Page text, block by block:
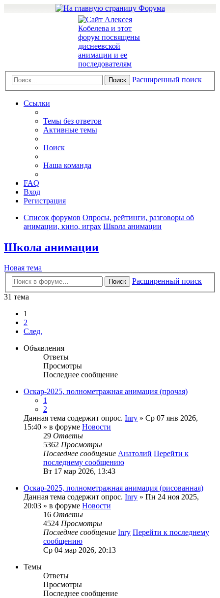
Поиск Расширенный поиск
Ссылки
Темы без ответов
Активные темы
Поиск
Наша команда
FAQ
Вход
Регистрация
Список форумов Опросы, рейтинги, разговоры об
анимации, кино, играх Школа анимации
Школа анимации
Новая тема
Поиск
Расширенный поиск
31 тема
1
2
След.
Объявления
Ответы
Просмотры
Последнее сообщение
Оскар-2025, полнометражная анимация (прочая)
1
2
Данная тема содержит опрос. Inry » Ср 07 янв 2026,
15:40 » в форуме Новости
29 Ответы
5362 Просмотры
Последнее сообщение Анатолий Перейти к
последнему сообщению
Вт 17 мар 2026, 13:43
Оскар-2025, полнометражная анимация (рисованная)
Данная тема содержит опрос. Inry » Пн 24 ноя 2025,
20:03 » в форуме Новости
16 Ответы
4524 Просмотры
Последнее сообщение Inry Перейти к последнему
сообщению
Ср 04 мар 2026, 20:13
Темы
Ответы
Просмотры
Последнее сообщение